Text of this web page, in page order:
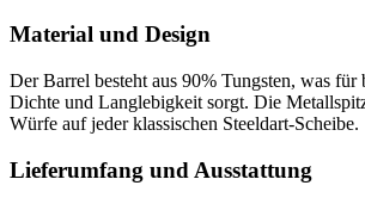
Material und Design
Der Barrel besteht aus 90% Tungsten, was für
Dichte und Langlebigkeit sorgt. Die
Würfe auf jeder klassischen Steeldart-Scheibe.
Lieferumfang und Ausstattung